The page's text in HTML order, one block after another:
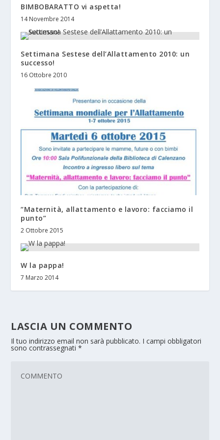
BIMBOBARATTO vi aspetta!
14 Novembre 2014
Settimana Sestese dell’Allattamento 2010: un
successo!
16 Ottobre 2010
“Maternità, allattamento e lavoro: facciamo il
punto”
2 Ottobre 2015
W la pappa!
7 Marzo 2014
LASCIA UN COMMENTO
Il tuo indirizzo email non sarà pubblicato. I campi obbligatori
sono contrassegnati*